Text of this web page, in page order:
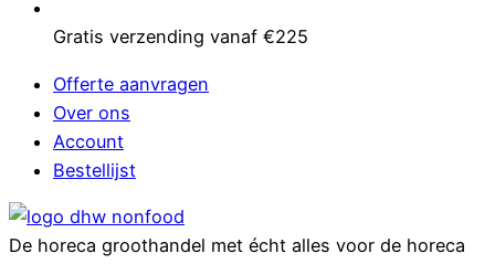
Gratis verzending vanaf €225
Offerte aanvragen
Over ons
Account
Bestellijst
De horeca groothandel met écht alles voor de horeca